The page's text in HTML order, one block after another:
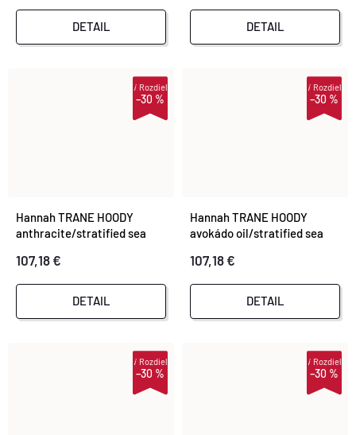
DETAIL DETAIL
–30 %
iRozdiel
Hannah TRANE HOODY
anthracite/stratified sea
107,18 €
DETAIL
–30 %
iRozdiel
Hannah TRANE HOODY
avokádo oil/stratified sea
107,18 €
DETAIL
–30 %
iRozdiel
–30 %
iRozdiel